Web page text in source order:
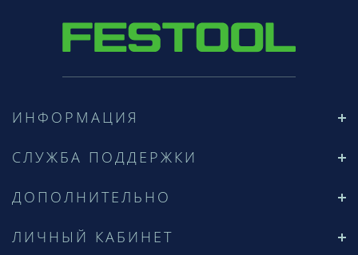
ИНФОРМАЦИЯ
СЛУЖБА ПОДДЕРЖКИ
ДОПОЛНИТЕЛЬНО
ЛИЧНЫЙ КАБИНЕТ